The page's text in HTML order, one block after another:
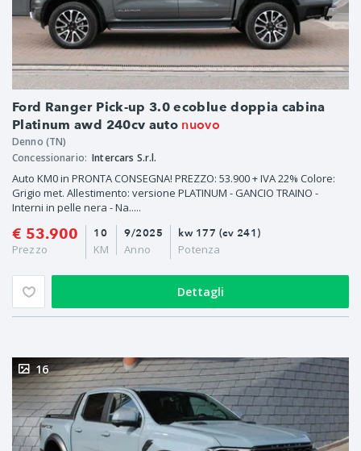
Ford Ranger Pick-up 3.0 ecoblue doppia cabina
Platinum awd 240cv auto nuovo
Denno (TN)
Concessionario: Intercars S.r.l.
Auto KM0 in PRONTA CONSEGNA! PREZZO: 53.900 + IVA 22% Colore:
Grigio met. Allestimento: versione PLATINUM - GANCIO TRAINO -
Interni in pelle nera - Na.....
€ 53.900
Prezzo
9/2025
Anno
10
KM
kw 177 (cv 241)
Potenza
Dettagli
16